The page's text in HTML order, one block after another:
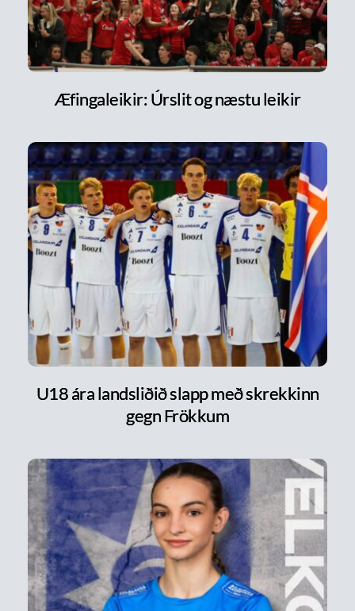
Æfingaleikir: Úrslit og næstu leikir
U18 ára landsliðið slapp með skrekkinn
gegn Frökkum